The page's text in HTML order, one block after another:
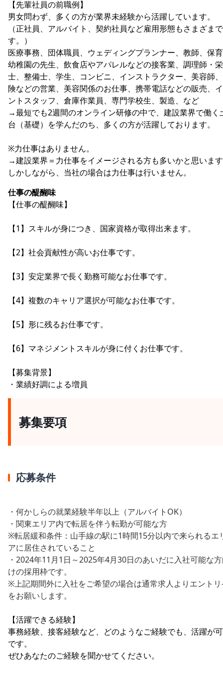
【先輩社員の前職例】
男女問わず、多くの方が業界未経験から活躍しています。
（正社員、アルバイト、契約社員など雇用形態もさまざまで
す。）
医療事務、団体職員、ウェディングプランナー、教師、保
幼稚園の先生、飲食店やアパレルなどの接客業、調理師・
士、整備士、学生、コンビニ、インストラクター、美容師
険などの営業、美容関係のお仕事、携帯電話などの販売、
ントスタッフ、倉庫作業員、専門学校生、製造、など
→最短でも2週間のオンライン研修の中で、建設業界で働く
台（基礎）を学んだのち、多くの方が活躍しております。
※力仕事はありません。
→建設業界＝力仕事をイメージされる方も多いかと思いま
しかしながら、当社の場合は力仕事は行いません。
仕事の醍醐味
【仕事の醍醐味】
【1】スキルが身につき、国家資格が取得出来ます。
【2】社会貢献性が高いお仕事です。
【3】安定業界で長く勤務可能なお仕事です。
【4】複数のキャリア選択が可能なお仕事です。
【5】形に残るお仕事です。
【6】マネジメントスキルが身に付くお仕事です。
【募集背景】
・業績好調による増員
募集要項
応募条件
・何かしらの就業経験半年以上（アルバイトOK）
・関東エリア内で転居を伴う転勤が可能な方
※転居緩和条件：山手線の駅に1時間15分以内で来られるエ
アに居住されていること
・2024年11月1日～2025年4月30日のあいだに入社可能な
けの採用枠です。
※上記期間外に入社をご希望の場合は通常求人よりエントリ
をお願いします。
【活躍できる経験】
事務経験、接客経験など、どのようなご経験でも、活躍が
です。
ぜひあなたのご経験を聞かせてください。